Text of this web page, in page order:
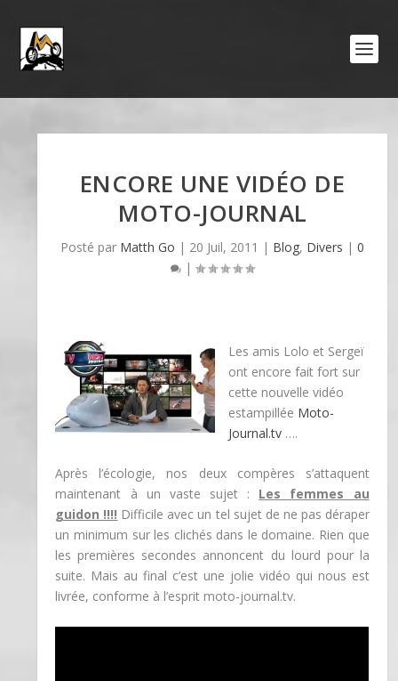
ENCORE UNE VIDÉO DE
MOTO-JOURNAL
Posté par Matth Go | 20 Juil, 2011 | Blog, Divers | 0
|
Les amis Lolo et Sergeï
ont encore fait fort sur
cette nouvelle vidéo
estampillée Moto-
Journal.tv ….
Après l’écologie, nos deux compères s’attaquent
maintenant à un vaste sujet : Les femmes au
guidon !!!! Difficile avec un tel sujet de ne pas déraper
un minimum sur les clichés dans le domaine. Rien que
les premières secondes annoncent du lourd pour la
suite. Mais au final c’est une jolie vidéo qui nous est
livrée, conforme à l’esprit moto-journal.tv.